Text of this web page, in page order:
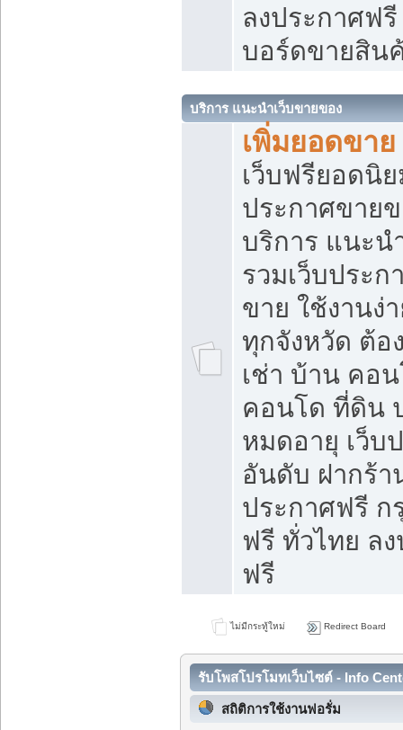
ลงประกาศฟรี
บอร์ดขายสิน
บริการ แนะนำเว็บขายของ
เพิ่มยอดขา
เว็บฟรียอดนิ
ประกาศขาย
บริการ แนะน
รวมเว็บประก
ขาย ใช้งานง่
ทุกจังหวัด ต้อ
เช่า บ้าน คอ
คอนโด ที่ดิน
หมดอายุ เว็บ
อันดับ ฝากร้า
ประกาศฟรี ก
ฟรี ทั่วไทย ล
ฟรี
ไม่มีกระทู้ใหม่ Redirect Board
รับโพสโปรโมทเว็บไซต์ - Info
สถิติการใช้งานฟอรั่ม